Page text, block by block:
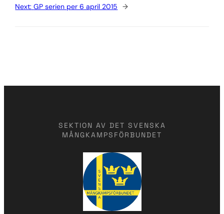
Next: GP serien per 6 april 2015 →
SEKTION AV DET SVENSKA
MÅNGKAMPSFÖRBUNDET